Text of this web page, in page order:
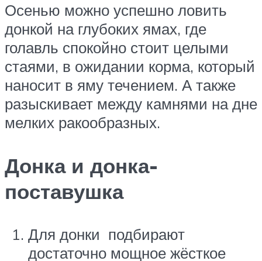
Осенью можно успешно ловить
донкой на глубоких ямах, где
голавль спокойно стоит целыми
стаями, в ожидании корма, который
наносит в яму течением. А также
разыскивает между камнями на дне
мелких ракообразных.
Донка и донка-
поставушка
Для донки подбирают
достаточно мощное жёсткое